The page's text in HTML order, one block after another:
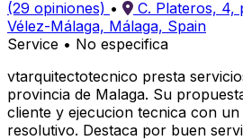
(29 opiniones) •
C. Plateros, 4,
Vélez-Málaga, Málaga, Spain
Service • No especifica
vtarquitectotecnico presta
provincia de Malaga. Su
cliente y ejecucion tecnica con
resolutivo. Destaca por buen